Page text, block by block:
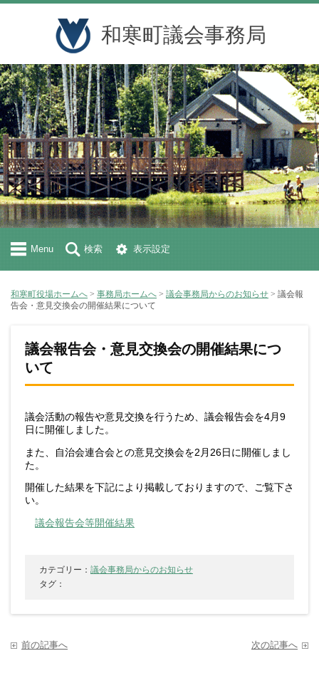
和寒町議会事務局
Menu 検索 表示設定
和寒町役場ホームへ > 事務局ホームへ > 議会事務局からのお知らせ > 議会報
告会・意見交換会の開催結果について
議会報告会・意見交換会の開催結果につ
いて
議会活動の報告や意見交換を行うため、議会報告会を4月9
日に開催しました。
また、自治会連合会との意見交換会を2月26日に開催しまし
た。
開催した結果を下記により掲載しておりますので、ご覧下さ
い。
議会報告会等開催結果
カテゴリー： 議会事務局からのお知らせ
タグ：
前の記事へ 次の記事へ